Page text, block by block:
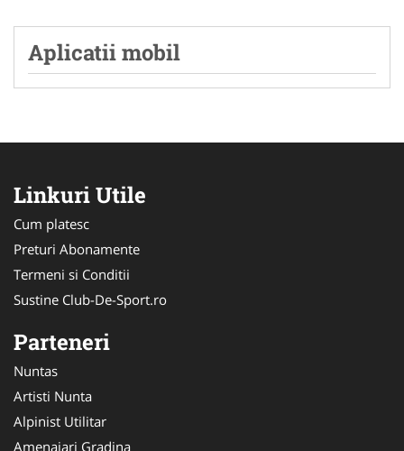
Aplicatii mobil
Linkuri Utile
Cum platesc
Preturi Abonamente
Termeni si Conditii
Sustine Club-De-Sport.ro
Parteneri
Nuntas
Artisti Nunta
Alpinist Utilitar
Amenajari Gradina